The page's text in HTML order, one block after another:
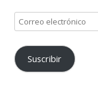
Correo
electrónico
Suscribir